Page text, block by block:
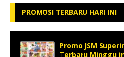
PROMOSI TERBARU HARI INI
Promo JSM
Terbaru Minggu